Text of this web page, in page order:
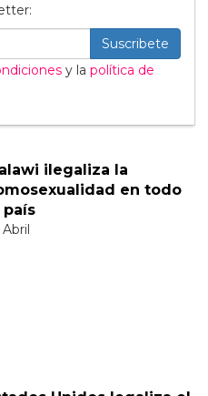
Suscribete
y la política de
ilegaliza la
en todo
país